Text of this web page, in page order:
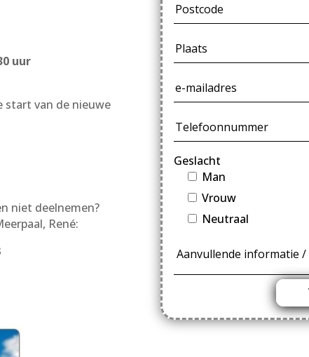
uur
start van de nieuwe
niet deelnemen?
René:
Geslacht
Man
Vrouw
Neutraal